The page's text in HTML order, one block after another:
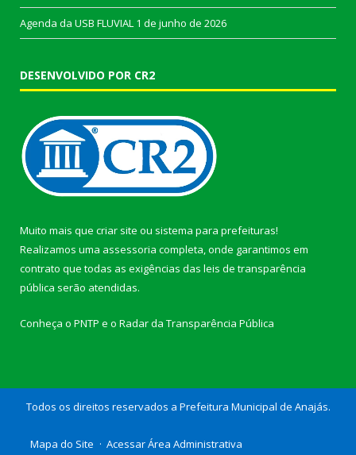
Agenda da USB FLUVIAL 1 de junho de 2026
DESENVOLVIDO POR CR2
Muito mais que criar site ou sistema para prefeituras!
Realizamos uma assessoria completa, onde garantimos em
contrato que todas as exigências das leis de transparência
pública serão atendidas.
Conheça o PNTP e o Radar da Transparência Pública
Todos os direitos reservados a Prefeitura Municipal de Anajás.
Mapa do Site
Acessar Área Administrativa